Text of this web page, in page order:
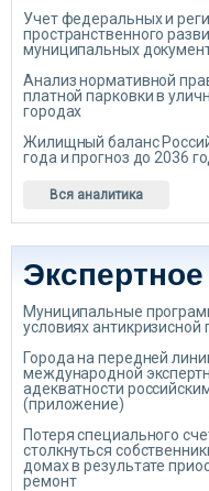
Учет федеральных и
пространственного
муниципальных
Анализ нормативной
платной парковки в
городах
Жилищный баланс
года и прогноз до 2036
Вся аналитика
Муниципальные
условиях антикризисной
Города на передней
международной
адекватности
(приложение)
Потеря специального
столкнуться
домах в результате
ремонт